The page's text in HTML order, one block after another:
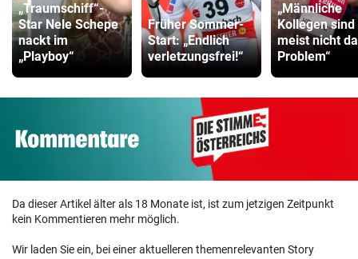
„Traumschiff“-
Star Nele Schepe
nackt im
„Playboy“
Früher Sommer-
Start: „Endlich
verletzungsfrei!“
„Männliche
Kollegen sind
meist nicht
Problem“
Da dieser Artikel älter als 18 Monate ist, ist zum jetzigen Zeitpunkt
kein Kommentieren mehr möglich.
Wir laden Sie ein, bei einer aktuelleren themenrelevanten Story